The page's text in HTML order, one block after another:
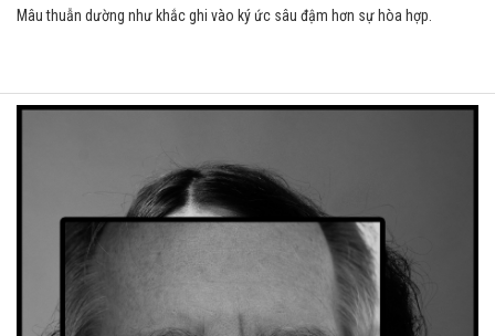
Mâu thuẫn dường như khắc ghi vào ký ức sâu đậm hơn sự hòa hợp.